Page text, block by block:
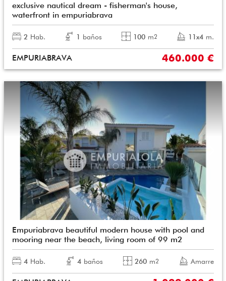
exclusive nautical dream - fisherman's house,
waterfront in empuriabrava
2 Hab. 1 baños 100 m2 11x4 m.
EMPURIABRAVA 460.000 €
Empuriabrava beautiful modern house with pool and
mooring near the beach, living room of 99 m2
4 Hab. 4 baños 260 m2 Amarre